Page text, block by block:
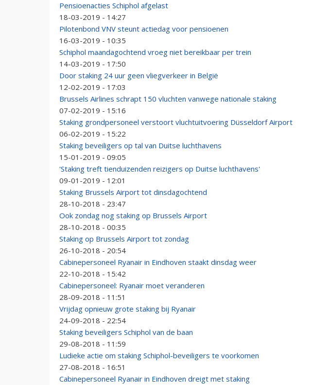
Pensioenacties Schiphol afgelast
18-03-2019 - 14:27
Pilotenbond VNV steunt actiedag voor pensioenen
16-03-2019 - 10:35
Schiphol maandagochtend vroeg niet bereikbaar per trein
14-03-2019 - 17:50
Door staking 24 uur geen vliegverkeer in België
12-02-2019 - 17:03
Brussels Airlines schrapt 150 vluchten vanwege nationale staking
07-02-2019 - 15:16
Staking grondpersoneel verstoort vluchtuitvoering Düsseldorf Airport
06-02-2019 - 15:22
Staking beveiligers op tal van Duitse luchthavens
15-01-2019 - 09:05
'Staking treft tienduizenden reizigers op Duitse luchthavens'
09-01-2019 - 12:01
Staking Brussels Airport tot dinsdagochtend
28-10-2018 - 23:47
Ook zondag nog staking op Brussels Airport
28-10-2018 - 00:35
Staking op Brussels Airport tot zondag
26-10-2018 - 20:54
Cabinepersoneel Ryanair in Eindhoven staakt dinsdag weer
22-10-2018 - 15:42
Cabinepersoneel: Ryanair moet veranderen
28-09-2018 - 11:51
Vrijdag opnieuw grote staking bij Ryanair
24-09-2018 - 22:54
Staking beveiligers Schiphol van de baan
29-08-2018 - 11:59
Ludieke actie om staking Schiphol-beveiligers te voorkomen
27-08-2018 - 16:51
Cabinepersoneel Ryanair in Eindhoven dreigt met staking